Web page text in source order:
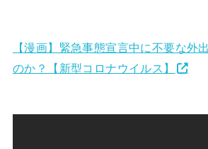
【漫画】緊急事態宣言中に不要な外
のか？【新型コロナウイルス】